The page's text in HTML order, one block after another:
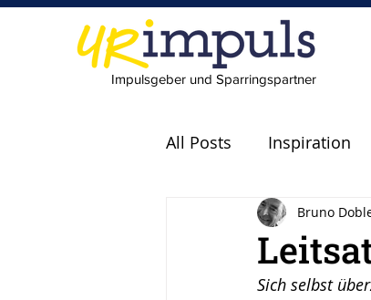
Impulsgeber und Sparringspartner
All Posts Inspiration
Experten
scheitern Fehler
Bruno
Sich selbst